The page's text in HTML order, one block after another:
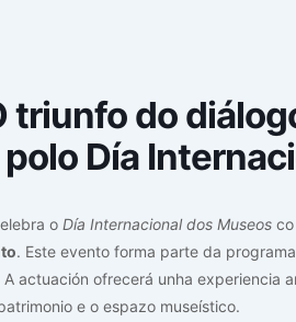
triunfo do
Día
o Día Internacional dos Museos
. Este evento forma parte da
A actuación ofrecerá unha experiencia
e o espazo museístico.